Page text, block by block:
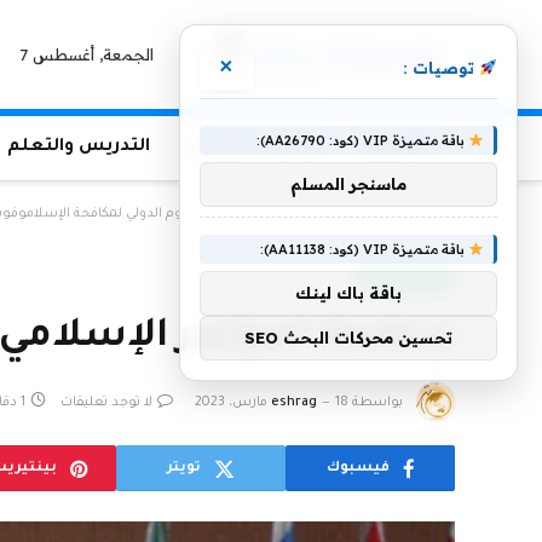
الجمعة, أغسطس 7
الرئيسية منوعات التعليم التدريس والتعلم
الرئيسية»منظمة المؤتمر الإسلامي تحتفل باليوم الدولي لمكافحة
منظمة المؤتمر الإسلامي
بواسطة eshrag 18 مارس، 2023 لا توجد تعليقات 1 دقائق
فيسبوك تويتر
توصيات : ×
باقة متميزة VIP (كود: AA26790):
ماسنجر المسلم
باقة متميزة VIP (كود: AA11138):
باقة باك لينك
تحسين محركات البحث SEO